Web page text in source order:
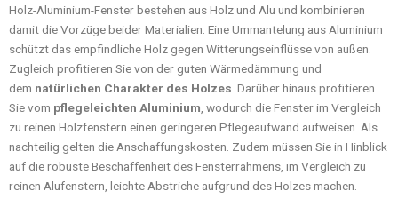
Holz-Aluminium-Fenster bestehen aus Holz und Alu und kombinieren
damit die Vorzüge beider Materialien. Eine Ummantelung aus Aluminium
schützt das empfindliche Holz gegen Witterungseinflüsse von außen.
Zugleich profitieren Sie von der guten Wärmedämmung und
dem natürlichen Charakter des Holzes. Darüber hinaus profitieren
Sie vom pflegeleichten Aluminium, wodurch die Fenster im Vergleich
zu reinen Holzfenstern einen geringeren Pflegeaufwand aufweisen. Als
nachteilig gelten die Anschaffungskosten. Zudem müssen Sie in Hinblick
auf die robuste Beschaffenheit des Fensterrahmens, im Vergleich zu
reinen Alufenstern, leichte Abstriche aufgrund des Holzes machen.